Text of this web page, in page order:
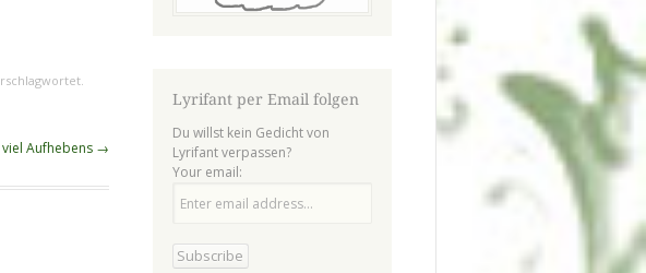
Aufhebens →
Lyrifant per Email folgen
Du willst kein Gedicht von
Lyrifant verpassen?
Your email: